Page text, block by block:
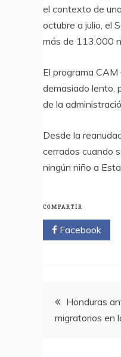
el contexto de
octubre a julio, el
más de 113.000
El programa
demasiado lento,
de la
Desde la
cerrados cuando
ningún niño a
COMPARTIR
Facebook
Honduras
migratorios en